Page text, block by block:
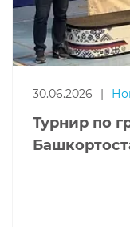
30.06.2026 |
Турнир по